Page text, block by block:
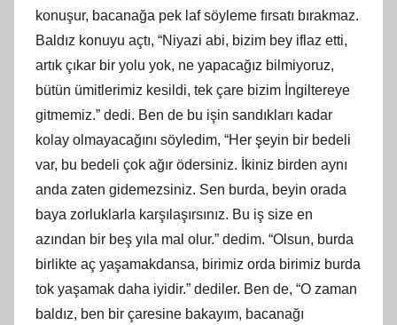
konuşur, bacanağa pek laf söyleme fırsatı bırakmaz.
Baldız konuyu açtı, “Niyazi abi, bizim bey iflaz etti,
artık çıkar bir yolu yok, ne yapacağız bilmiyoruz,
bütün ümitlerimiz kesildi, tek çare bizim İngiltereye
gitmemiz.” dedi. Ben de bu işin sandıkları kadar
kolay olmayacağını söyledim, “Her şeyin bir bedeli
var, bu bedeli çok ağır ödersiniz. İkiniz birden aynı
anda zaten gidemezsiniz. Sen burda, beyin orada
baya zorluklarla karşılaşırsınız. Bu iş size en
azından bir beş yıla mal olur.” dedim. “Olsun, burda
birlikte aç yaşamakdansa, birimiz orda birimiz burda
tok yaşamak daha iyidir.” dediler. Ben de, “O zaman
baldız, ben bir çaresine bakayım, bacanağı